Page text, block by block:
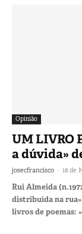
Opinião
UM LIVRO
a dúvida»
josecfrancisco - 18 de
Rui Almeida
distribuída na
livros de poemas: